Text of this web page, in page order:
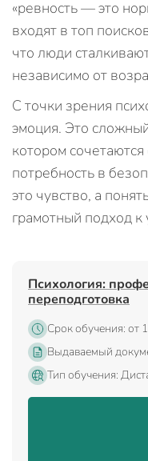
«ревность — это
входят в топ
что люди
независимо от
С точки зрения
эмоция. Это
котором сочетаются
потребность в
это чувство, а
грамотный подход
Психология:
переподготовка
Срок обучения: от
Выдаваемый
Тип обучения: